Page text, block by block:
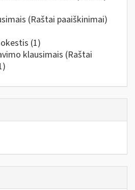
(Raštai paaiškinimai)
(1)
klausimais (Raštai